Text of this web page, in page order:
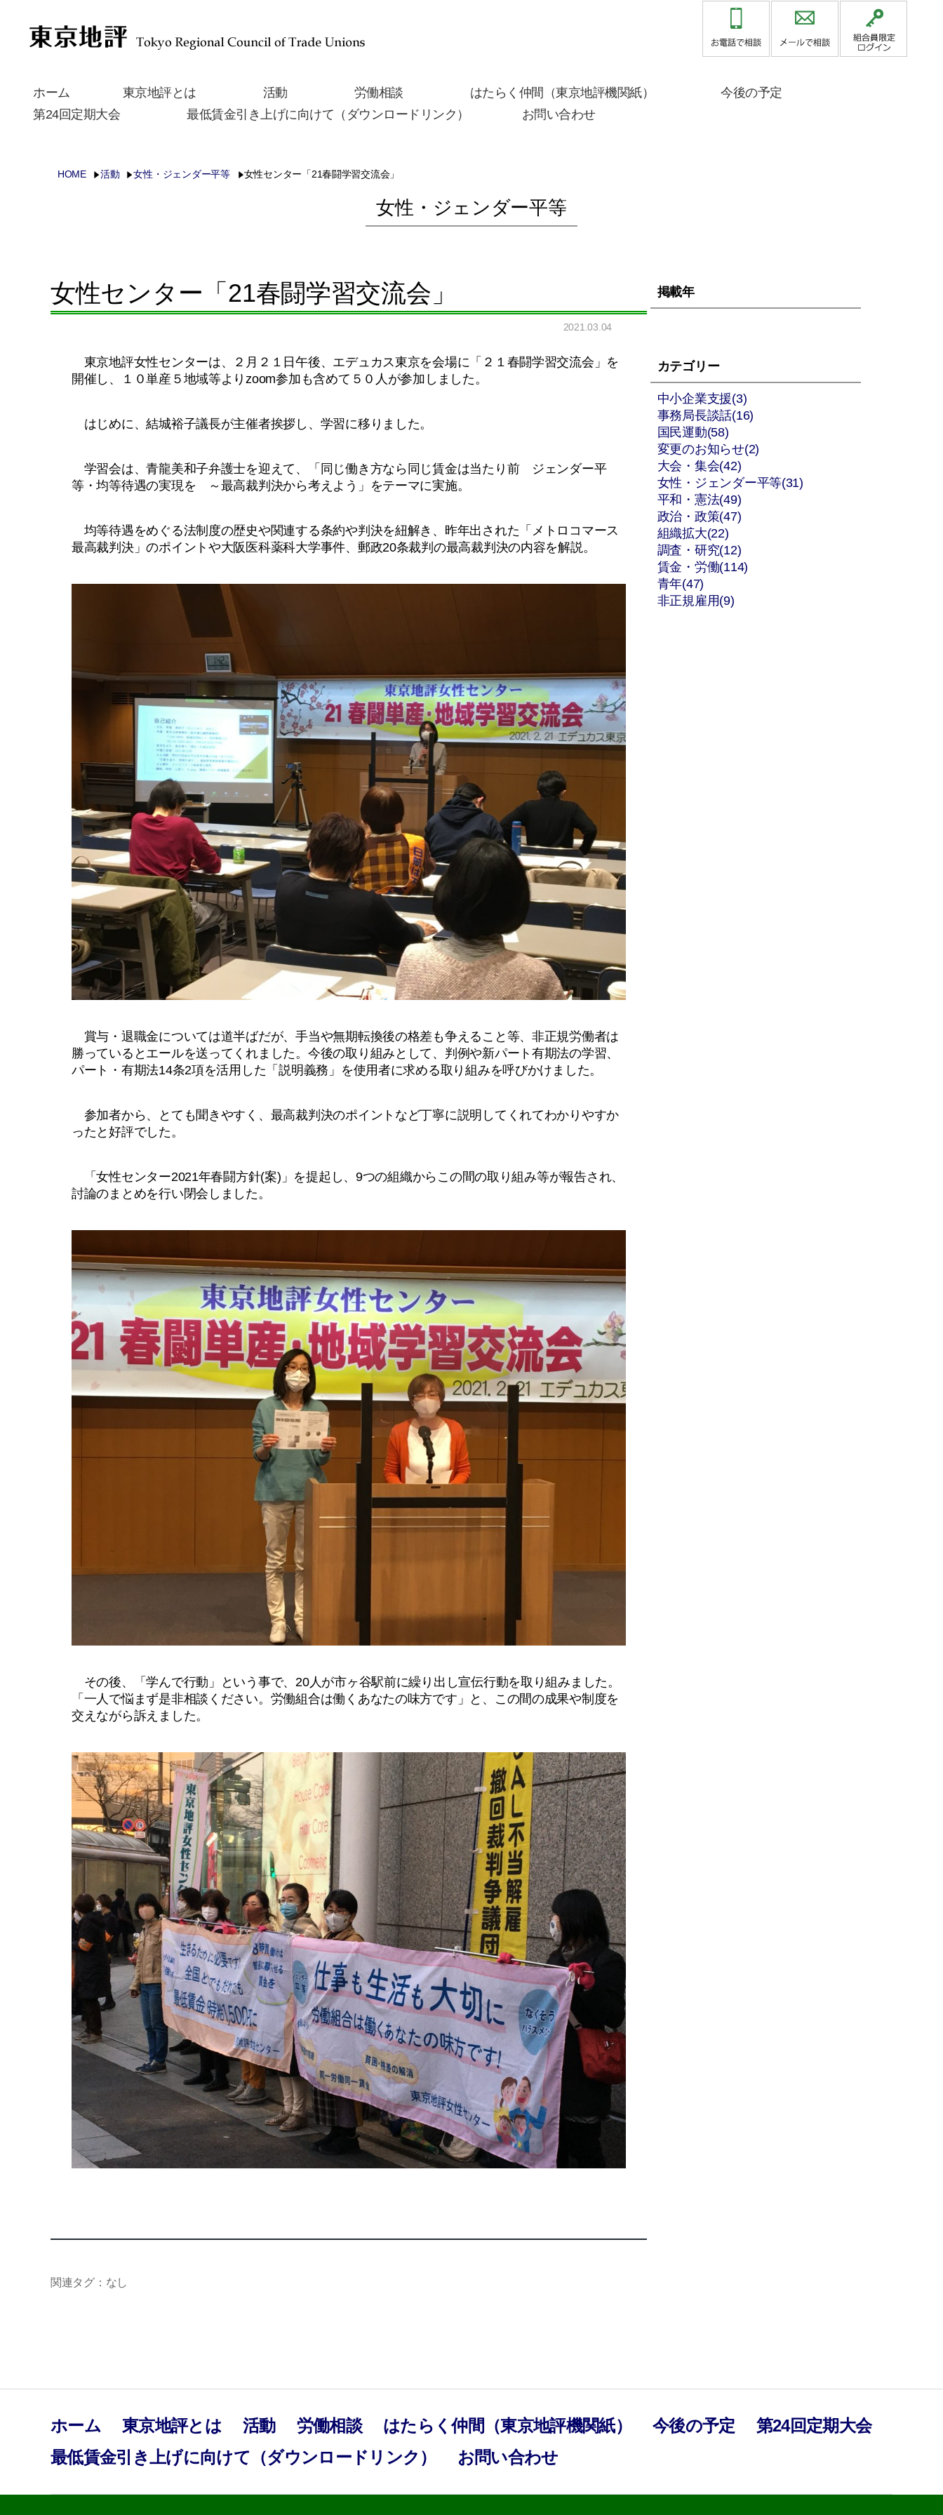
ホーム 東京地評とは 活動 労働相談 はたらく仲間（東京地評機関紙）
今後の予定
第24回定期大会
最低賃金引き上げに向けて（ダウンロードリンク） お問い合わせ
HOME 活動 女性・ジェンダー平等 女性センター「21春闘学習交流会」
女性・ジェンダー平等
女性センター「21春闘学習交流会」
2021.03.04
東京地評女性センターは、２月２１日午後、エデュカス東京を会場に「２１春闘学習交流会」を
開催し、１０単産５地域等よりzoom参加も含めて５０人が参加しました。
はじめに、結城裕子議長が主催者挨拶し、学習に移りました。
学習会は、青龍美和子弁護士を迎えて、「同じ働き方なら同じ賃金は当たり前 ジェンダー平
等・均等待遇の実現を ～最高裁判決から考えよう」をテーマに実施。
均等待遇をめぐる法制度の歴史や関連する条約や判決を紐解き、昨年出された「メトロコマース
最高裁判決」のポイントや大阪医科薬科大学事件、郵政20条裁判の最高裁判決の内容を解説。
賞与・退職金については道半ばだが、手当や無期転換後の格差も争えること等、非正規労働者は
勝っているとエールを送ってくれました。今後の取り組みとして、判例や新パート有期法の学習、
パート・有期法14条2項を活用した「説明義務」を使用者に求める取り組みを呼びかけました。
参加者から、とても聞きやすく、最高裁判決のポイントなど丁寧に説明してくれてわかりやすか
ったと好評でした。
「女性センター2021年春闘方針(案)」を提起し、9つの組織からこの間の取り組み等が報告され、
討論のまとめを行い閉会しました。
その後、「学んで行動」という事で、20人が市ヶ谷駅前に繰り出し宣伝行動を取り組みました。
「一人で悩まず是非相談ください。労働組合は働くあなたの味方です」と、この間の成果や制度を
交えながら訴えました。
関連タグ：なし
掲載年
カテゴリー
中小企業支援(3)
事務局長談話(16)
国民運動(58)
変更のお知らせ(2)
大会・集会(42)
女性・ジェンダー平等(31)
平和・憲法(49)
政治・政策(47)
組織拡大(22)
調査・研究(12)
賃金・労働(114)
青年(47)
非正規雇用(9)
ホーム 東京地評とは 活動 労働相談 はたらく仲間（東京地評機関紙） 今後の予定
第24回定期大会
最低賃金引き上げに向けて（ダウンロードリンク）
お問い合わせ